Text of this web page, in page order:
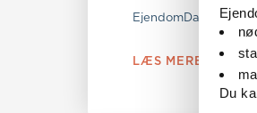
Du
EjendomDanmark
LÆS MERE OM